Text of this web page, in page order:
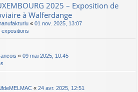
2025 – Exposition de
à Walferdange
« 01 nov. 2025, 13:07
expositions
« 09 mai 2025, 10:45
« 24 avr. 2025, 12:51